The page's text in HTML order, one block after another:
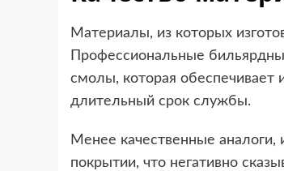
Материалы, из которых
Профессиональные
смолы, которая обеспечивает
длительный срок службы.
Менее качественные аналоги,
покрытии, что негативно